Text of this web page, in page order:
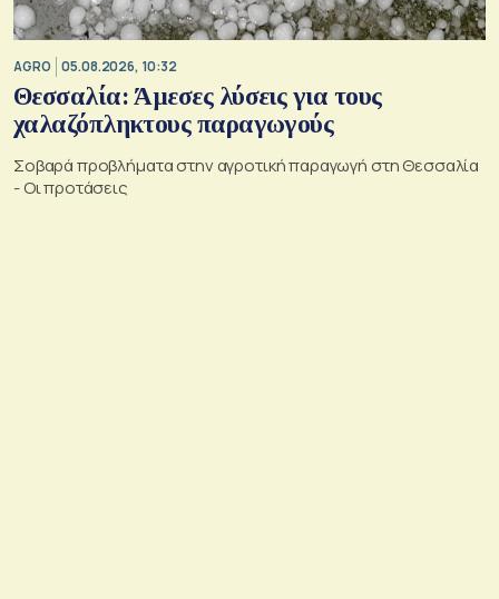
AGRO 05.08.2026, 10:32
Θεσσαλία: Άμεσες λύσεις για τους
χαλαζόπληκτους παραγωγούς
Σοβαρά προβλήματα στην αγροτική παραγωγή στη Θεσσαλία
- Οι προτάσεις